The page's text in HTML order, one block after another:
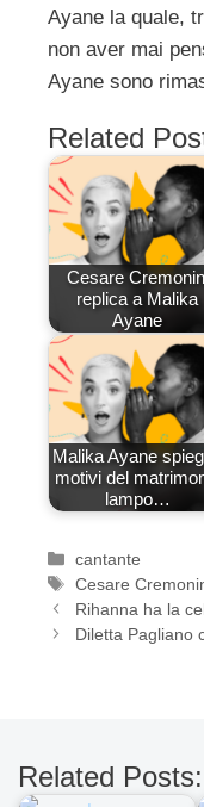
Ayane la quale,
non aver mai
Ayane sono
Related
Cesare
replica a Malika
Ayane
Malika Ayane
motivi del
lampo…
Categorie
cantante
Tag
Cesare
Rihanna ha la
Diletta Pagliano
Related Posts: